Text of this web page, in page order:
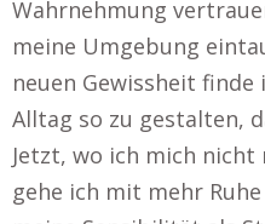
Wahrnehmung
meine Umgebung
neuen Gewissheit finde
Alltag so zu gestalten,
Jetzt, wo ich mich
gehe ich mit mehr